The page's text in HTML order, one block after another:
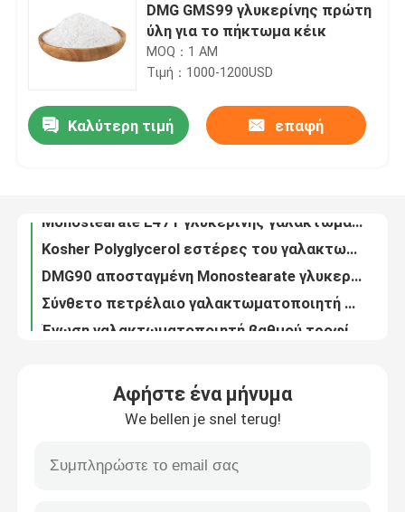
Προϊόντα
Βίντεο
Γύρος εργοστασίων
Ποιοτικός έλεγχος
Επικοινωνήστε μαζί μας
DMG GMS99 γλυκερίνης πρώτη
ύλη για το πήκτωμα κέικ
MOQ：1 ΑΜ
Τιμή：1000-1200USD
Καλύτερη τιμή επαφή
Αφήστε ένα μήνυμα
We bellen je snel terug!